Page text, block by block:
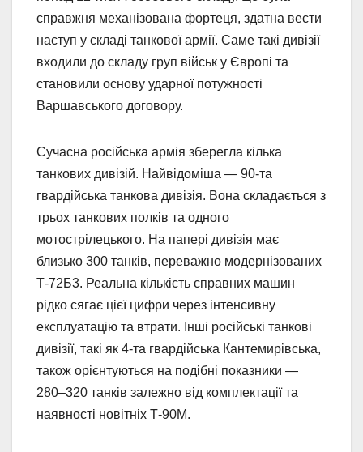
справжня механізована фортеця, здатна вести
наступ у складі танкової армії. Саме такі дивізії
входили до складу груп військ у Європі та
становили основу ударної потужності
Варшавського договору.
Сучасна російська армія зберегла кілька
танкових дивізій. Найвідоміша — 90-та
гвардійська танкова дивізія. Вона складається з
трьох танкових полків та одного
мотострілецького. На папері дивізія має
близько 300 танків, переважно модернізованих
Т-72Б3. Реальна кількість справних машин
рідко сягає цієї цифри через інтенсивну
експлуатацію та втрати. Інші російські танкові
дивізії, такі як 4-та гвардійська Кантемирівська,
також орієнтуються на подібні показники —
280–320 танків залежно від комплектації та
наявності новітніх Т-90М.